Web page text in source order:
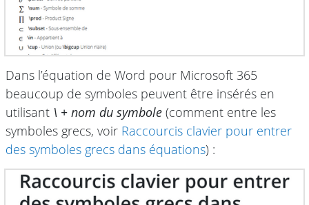
Dans l’équation de Word pour Microsoft 365
beaucoup de symboles peuvent être insérés en
utilisant \ + nom du symbole (comment entre les
symboles grecs, voir Raccourcis clavier pour entrer
des symboles grecs dans équations) :